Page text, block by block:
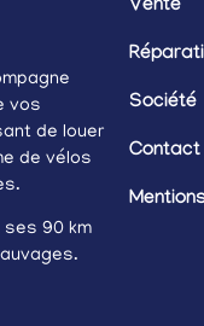
vos
de louer
de vélos
ses 90 km
Vente
Société
Contact